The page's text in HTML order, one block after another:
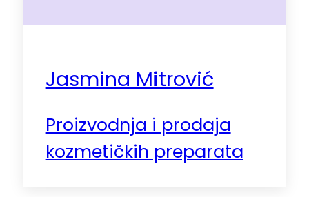
Jasmina Mitrović
Proizvodnja i prodaja
kozmetičkih preparata